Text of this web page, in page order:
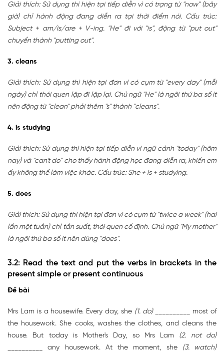
Giải thích: Sử dụng thì hiện tại tiếp diễn vì có trạng từ "now" (bây
giờ) chỉ hành động đang diễn ra tại thời điểm nói. Cấu trúc:
Subject + am/is/are + V-ing. "He" đi với "is", động từ "put out"
chuyển thành "putting out".
3. cleans
Giải thích: Sử dụng thì hiện tại đơn vì có cụm từ "every day" (mỗi
ngày) chỉ thói quen lặp đi lặp lại. Chủ ngữ "He" là ngôi thứ ba số ít
nên động từ "clean" phải thêm "s" thành "cleans".
4. is studying
Giải thích: Sử dụng thì hiện tại tiếp diễn vì ngữ cảnh "today" (hôm
nay) và "can't do" cho thấy hành động học đang diễn ra, khiến em
ấy không thể làm việc khác. Cấu trúc: She + is + studying.
5. does
Giải thích: Sử dụng thì hiện tại đơn vì có cụm từ "twice a week" (hai
lần một tuần) chỉ tần suất, thói quen cố định. Chủ ngữ "My mother"
là ngôi thứ ba số ít nên dùng "does".
3.2: Read the text and put the verbs in brackets in the
present simple or present continuous
Đề bài
Mrs Lam is a housewife. Every day, she (1. do)__________ most of
the housework. She cooks, washes the clothes, and cleans the
house. But today is Mother's Day, so Mrs Lam (2. not do)
__________ any housework. At the moment, she (3. watch)